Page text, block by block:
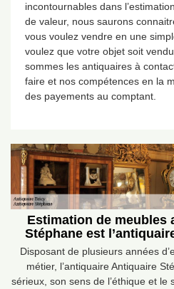
incontournables dans
de valeur, nous saurons
vous voulez vendre en une
voulez que votre objet soit
sommes les antiquaires à
faire et nos compétences en la
des payements au comptant.
Estimation de meubles
Stéphane est
Disposant de plusieurs années
métier, l’antiquaire Antiquaire
sérieux, son sens de l’éthique et le